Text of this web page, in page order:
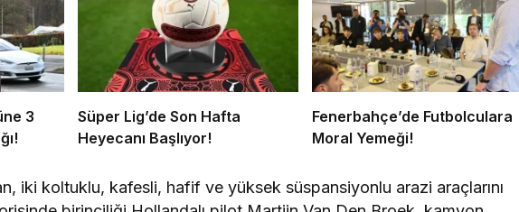
3
Süper Lig’de Son Hafta
Heyecanı Başlıyor!
Fenerbahçe’de Futbolculara
Moral Yemeği!
iki koltuklu, kafesli, hafif ve yüksek süspansiyonlu arazi araçlarını